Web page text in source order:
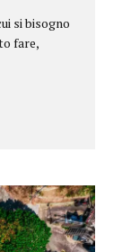
si bisogno
fare,